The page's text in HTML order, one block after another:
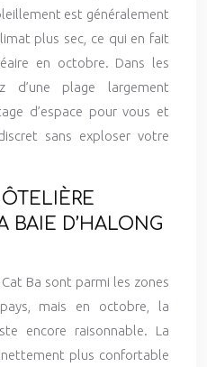
est généralement
plus sec, ce qui en fait
en octobre. Dans les
d’une plage largement
d’espace pour vous et
sans exploser votre
BAIE D’HALONG
Cat Ba sont parmi les zones
mais en octobre, la
encore raisonnable. La
plus confortable